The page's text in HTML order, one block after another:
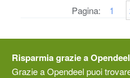
profondi.
Pagina: 1
Risparmia grazie a
Grazie a Opendeel puoi